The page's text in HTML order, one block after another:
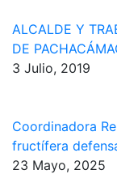
ALCALDE Y
DE
3 Julio, 2019
Coordinadora
fructífera
23 Mayo, 2025